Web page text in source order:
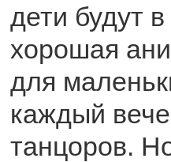
дети будут
хорошая
для
каждый
танцоров.